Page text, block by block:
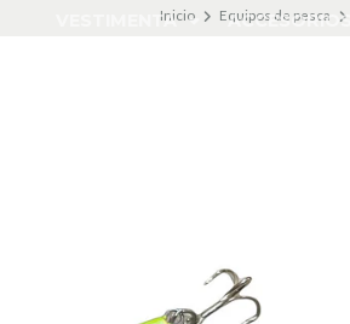
VESTIMENTA
Inicio Equipos de pesca